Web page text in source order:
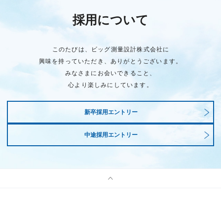
採用について
このたびは、ビッグ測量設計株式会社に
興味を持っていただき、ありがとうございます。
みなさまにお会いできること、
心より楽しみにしています。
新卒採用エントリー
中途採用エントリー